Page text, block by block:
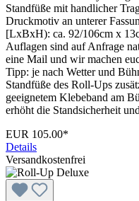
Standfüße mit handlicher
Druckmotiv an unterer
[LxBxH): ca. 92/106cm x
Auflagen sind auf Anfrage
eine Mail und wir machen
Tipp: je nach Wetter und
Standfüße des Roll-Ups
geeignetem Klebeband am
erhöht die Standsicherheit
EUR 105.00*
Details
Versandkostenfrei